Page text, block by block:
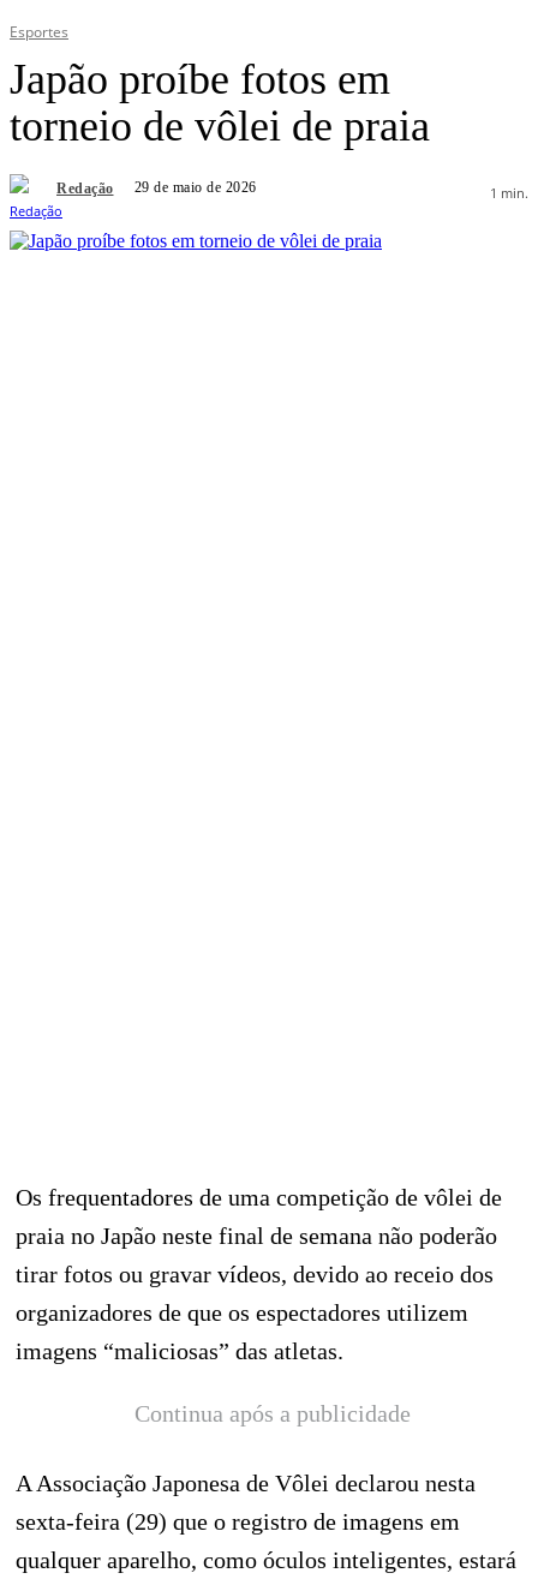
Esportes
Japão proíbe fotos em
torneio de vôlei de praia
Redação 29 de maio de 2026 1 min.
Os frequentadores de uma competição de vôlei de
praia no Japão neste final de semana não poderão
tirar fotos ou gravar vídeos, devido ao receio dos
organizadores de que os espectadores utilizem
imagens “maliciosas” das atletas.
Continua após a publicidade
A Associação Japonesa de Vôlei declarou nesta
sexta-feira (29) que o registro de imagens em
qualquer aparelho, como óculos inteligentes, estará